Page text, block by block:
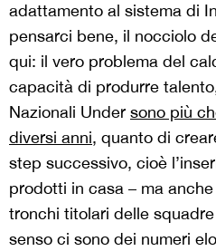
adattamento al sistema di
pensarci bene, il nocciolo
qui: il vero problema del
capacità di produrre
Nazionali Under sono più
diversi anni, quanto di
step successivo, cioè
prodotti in casa – ma
tronchi titolari delle
senso ci sono dei numeri